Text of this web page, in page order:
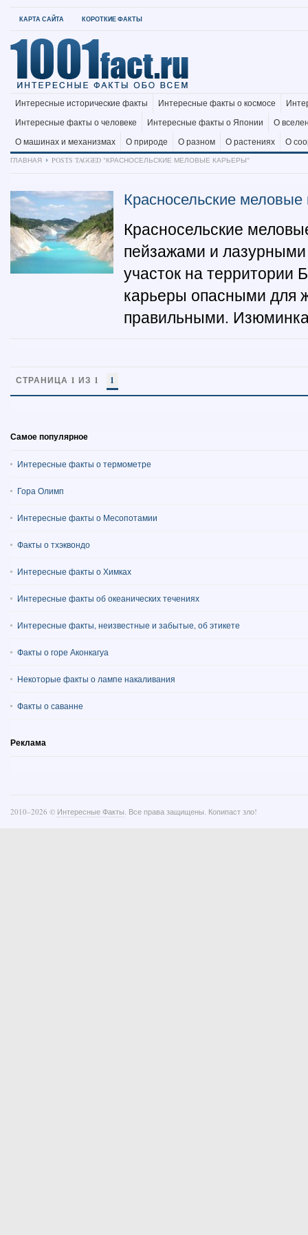
КАРТА САЙТА КОРОТКИЕ ФАКТЫ
Интересные исторические факты Интересные факты о космосе
Интересные факты о человеке
Интересные факты о Японии
О
О машинах и механизмах
О природе О разном О растениях
О
ГЛАВНАЯ
POSTS TAGGED "КРАСНОСЕЛЬСКИЕ МЕЛОВЫЕ КАРЬЕРЫ"
Красносельские меловые
Красносельские
пейзажами и
участок на территории
карьеры опасными для
правильными.
СТРАНИЦА 1 ИЗ 1 1
Самое популярное
Интересные факты о термометре
Гора Олимп
Интересные факты о Месопотамии
Факты о тхэквондо
Интересные факты о Химках
Интересные факты об океанических течениях
Интересные факты, неизвестные и забытые, об этикете
Факты о горе Аконкагуа
Некоторые факты о лампе накаливания
Факты о саванне
Реклама
2010–2026 © Интересные Факты. Все права защищены. Копипаст зло!